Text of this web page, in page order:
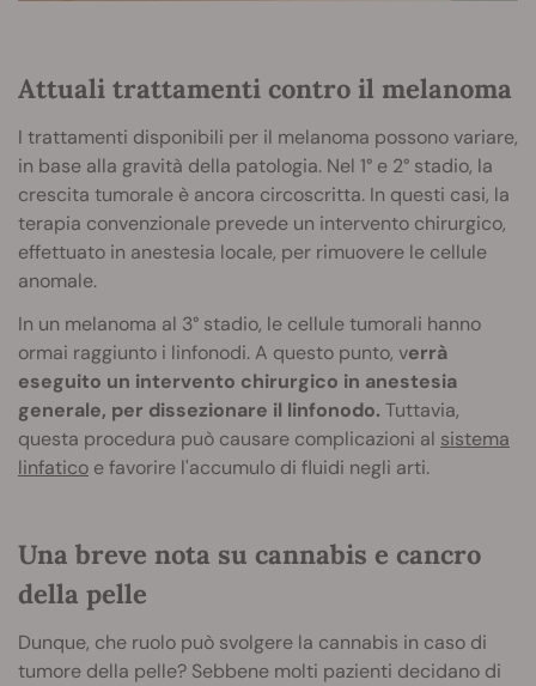
Attuali trattamenti contro il melanoma
I trattamenti disponibili per il melanoma possono variare,
in base alla gravità della patologia. Nel 1° e 2° stadio, la
crescita tumorale è ancora circoscritta. In questi casi, la
terapia convenzionale prevede un intervento chirurgico,
effettuato in anestesia locale, per rimuovere le cellule
anomale.
In un melanoma al 3° stadio, le cellule tumorali hanno
ormai raggiunto i linfonodi. A questo punto, verrà
eseguito un intervento chirurgico in anestesia
generale, per dissezionare il linfonodo. Tuttavia,
questa procedura può causare complicazioni al sistema
linfatico e favorire l'accumulo di fluidi negli arti.
Una breve nota su cannabis e cancro
della pelle
Dunque, che ruolo può svolgere la cannabis in caso di
tumore della pelle? Sebbene molti pazienti decidano di